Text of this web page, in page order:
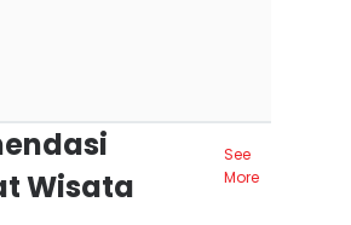
Wisata
See
More